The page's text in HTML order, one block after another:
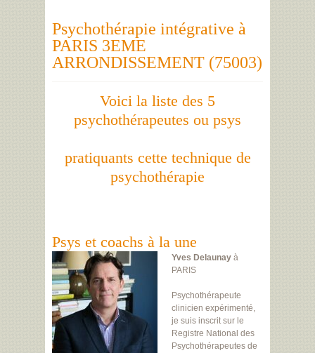
Psychothérapie intégrative à
PARIS 3EME
ARRONDISSEMENT (75003)
Voici la liste des 5
psychothérapeutes ou psys
pratiquants cette technique de
psychothérapie
Psys et coachs à la une
Yves Delaunay à
PARIS
Psychothérapeute
clinicien expérimenté,
je suis inscrit sur le
Registre National des
Psychothérapeutes de